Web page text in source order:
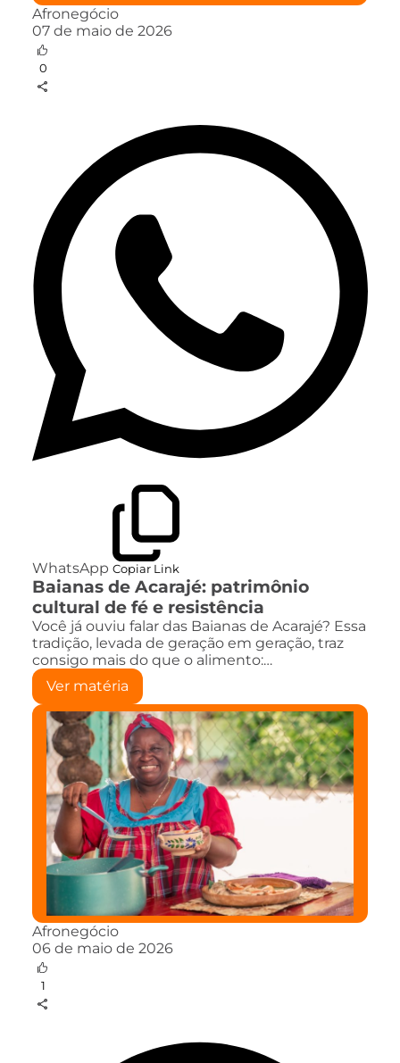
Afronegócio
07 de maio de 2026
0
WhatsApp Copiar Link
Baianas de Acarajé: patrimônio
cultural de fé e resistência
Você já ouviu falar das Baianas de Acarajé? Essa
tradição, levada de geração em geração, traz
consigo mais do que o alimento:…
Ver matéria
Afronegócio
06 de maio de 2026
1